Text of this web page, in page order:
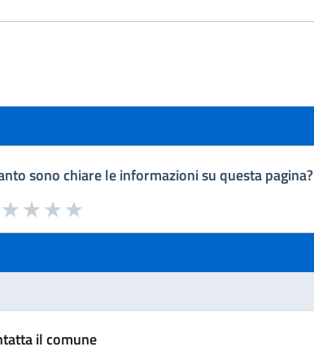
sono chiare le informazioni su questa pagina?
da 1 a 5 stelle la pagina
Valuta 5 stelle su 5
Valuta 4 stelle su 5
Valuta 3 stelle su 5
Valuta 2 stelle su 5
1 stelle su 5
il comune